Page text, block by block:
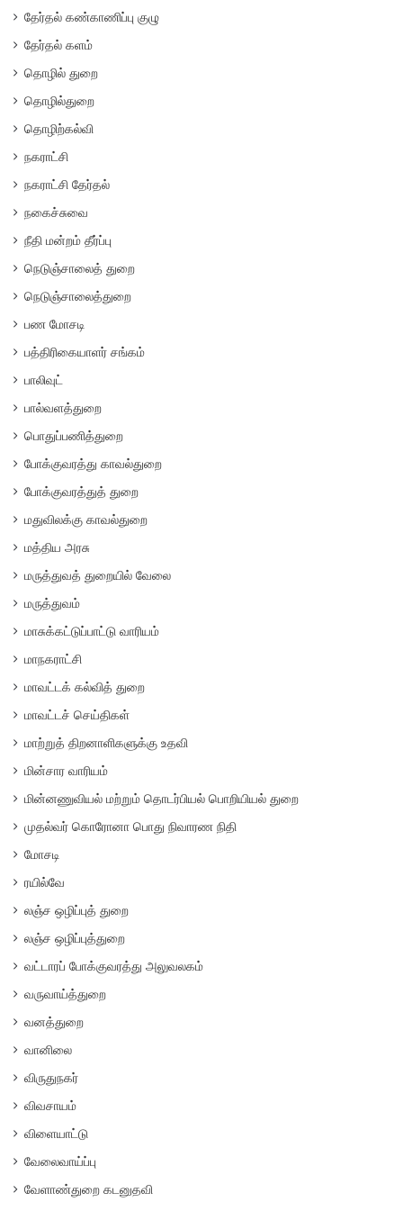
தேர்தல் கண்காணிப்பு குழு
தேர்தல் களம்
தொழில் துறை
தொழில்துறை
தொழிற்கல்வி
நகராட்சி
நகராட்சி தேர்தல்
நகைச்சுவை
நீதி மன்றம் தீர்ப்பு
நெடுஞ்சாலைத் துறை
நெடுஞ்சாலைத்துறை
பண மோசடி
பத்திரிகையாளர் சங்கம்
பாலிவுட்
பால்வளத்துறை
பொதுப்பணித்துறை
போக்குவரத்து காவல்துறை
போக்குவரத்துத் துறை
மதுவிலக்கு காவல்துறை
மத்திய அரசு
மருத்துவத் துறையில் வேலை
மருத்துவம்
மாசுக்கட்டுப்பாட்டு வாரியம்
மாநகராட்சி
மாவட்டக் கல்வித் துறை
மாவட்டச் செய்திகள்
மாற்றுத் திறனாளிகளுக்கு உதவி
மின்சார வாரியம்
மின்னணுவியல் மற்றும் தொடர்பியல் பொறியியல் துறை
முதல்வர் கொரோனா பொது நிவாரண நிதி
மோசடி
ரயில்வே
லஞ்ச ஒழிப்புத் துறை
லஞ்ச ஒழிப்புத்துறை
வட்டாரப் போக்குவரத்து அலுவலகம்
வருவாய்த்துறை
வனத்துறை
வானிலை
விருதுநகர்
விவசாயம்
விளையாட்டு
வேலைவாய்ப்பு
வேளாண்துறை கடனுதவி